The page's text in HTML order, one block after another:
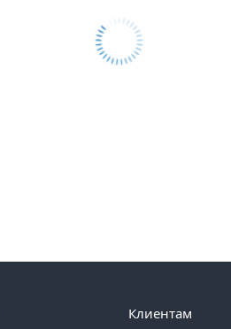
Клиентам